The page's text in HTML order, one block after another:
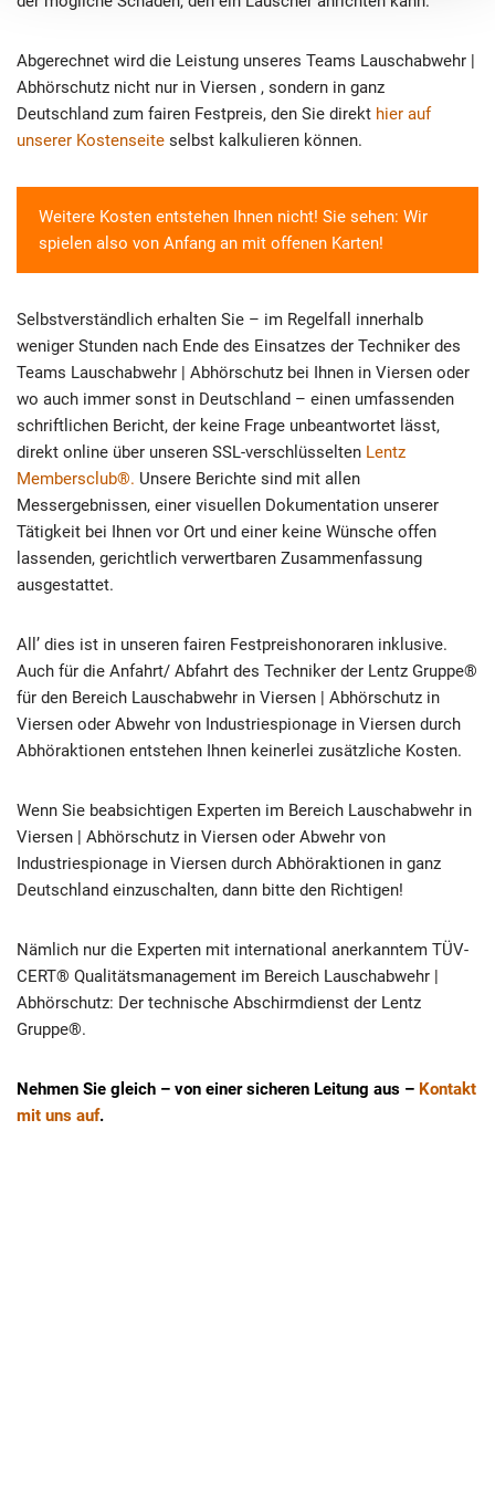
Abgerechnet wird die Leistung unseres Teams Lauschabwehr |
Abhörschutz nicht nur in Viersen , sondern in ganz
Deutschland zum fairen Festpreis, den Sie direkt hier auf
unserer Kostenseite selbst kalkulieren können.
Weitere Kosten entstehen Ihnen nicht! Sie sehen: Wir
spielen also von Anfang an mit offenen Karten!
Selbstverständlich erhalten Sie – im Regelfall innerhalb
weniger Stunden nach Ende des Einsatzes der Techniker des
Teams Lauschabwehr | Abhörschutz bei Ihnen in Viersen oder
wo auch immer sonst in Deutschland – einen umfassenden
schriftlichen Bericht, der keine Frage unbeantwortet lässt,
direkt online über unseren SSL-verschlüsselten Lentz
Membersclub®. Unsere Berichte sind mit allen
Messergebnissen, einer visuellen Dokumentation unserer
Tätigkeit bei Ihnen vor Ort und einer keine Wünsche offen
lassenden, gerichtlich verwertbaren Zusammenfassung
ausgestattet.
All’ dies ist in unseren fairen Festpreishonoraren inklusive.
Auch für die Anfahrt/ Abfahrt des Techniker der Lentz Gruppe®
für den Bereich Lauschabwehr in Viersen | Abhörschutz in
Viersen oder Abwehr von Industriespionage in Viersen durch
Abhöraktionen entstehen Ihnen keinerlei zusätzliche Kosten.
Wenn Sie beabsichtigen Experten im Bereich Lauschabwehr in
Viersen | Abhörschutz in Viersen oder Abwehr von
Industriespionage in Viersen durch Abhöraktionen in ganz
Deutschland einzuschalten, dann bitte den Richtigen!
Nämlich nur die Experten mit international anerkanntem TÜV-
CERT® Qualitätsmanagement im Bereich Lauschabwehr |
Abhörschutz: Der technische Abschirmdienst der Lentz
Gruppe®.
Nehmen Sie gleich – von einer sicheren Leitung aus – Kontakt
mit uns auf.